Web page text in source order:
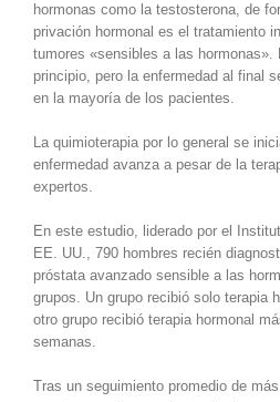
hormonas como la testosterona, de
privación hormonal es el tratamiento
tumores «sensibles a las hormonas».
principio, pero la enfermedad al final
en la mayoría de los pacientes.
La quimioterapia por lo general se
enfermedad avanza a pesar de la
expertos.
En este estudio, liderado por el
EE. UU., 790 hombres recién
próstata avanzado sensible a las
grupos. Un grupo recibió solo terapia
otro grupo recibió terapia hormonal
semanas.
Tras un seguimiento promedio de